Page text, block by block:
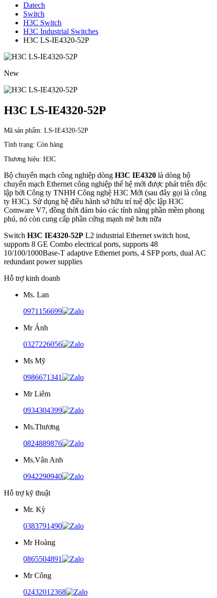
Datech
Switch
H3C Switch
H3C Industrial Switches
H3C LS-IE4320-52P
New
H3C LS-IE4320-52P
Mã sản phẩm: LS-IE4320-52P
Tình trạng: Còn hàng
Thương hiệu: H3C
Bộ chuyển mạch công nghiệp dòng H3C IE4320 là dòng bộ
chuyển mạch Ethernet công nghiệp thế hệ mới được phát triển độc
lập bởi Công ty TNHH Công nghệ H3C Mới (sau đây gọi là công
ty H3C). Sử dụng hệ điều hành sở hữu trí tuệ độc lập H3C
Comware V7, đồng thời đảm bảo các tính năng phần mềm phong
phú, nó còn cung cấp phần cứng mạnh mẽ hơn nữa
Switch H3C IE4320-52P L2 industrial Ethernet switch host,
supports 8 GE Combo electrical ports, supports 48
10/100/1000Base-T adaptive Ethernet ports, 4 SFP ports, dual AC
redundant power supplies
Hỗ trợ kinh doanh
Ms. Lan
0971156699
Mr Ánh
0327226056
Ms Mỹ
0986671341
Mr Liêm
0934304399
Ms.Thương
0824889876
Ms.Vân Anh
0942290940
Hỗ trợ kỹ thuật
Mr. Kỳ
0383791490
Mr Hoàng
0865504891
Mr Công
02432012368